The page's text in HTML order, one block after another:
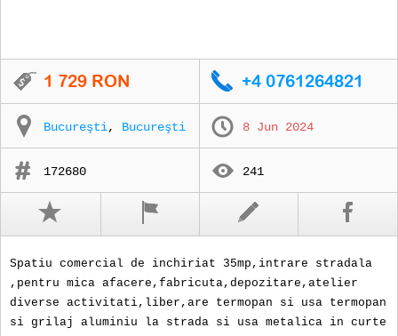
Bucureşti, Bucureşti 8 Jun 2024
172680 241
Spatiu comercial de inchiriat 35mp,intrare stradala
,pentru mica afacere,fabricuta,depozitare,atelier
diverse activitati,liber,are termopan si usa termopan
si grilaj aluminiu la strada si usa metalica in curte